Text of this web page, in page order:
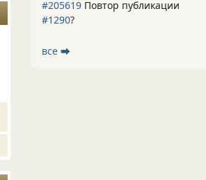
#205619 Повтор публикации
#1290?
все ⮕